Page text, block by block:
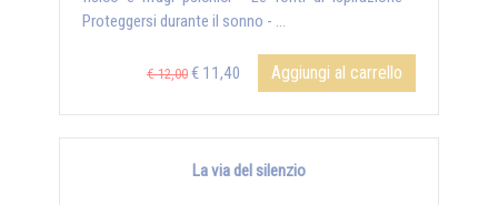
Proteggersi durante il sonno - ...
€ 12,00 € 11,40 Aggiungi al carrello
La via del silenzio